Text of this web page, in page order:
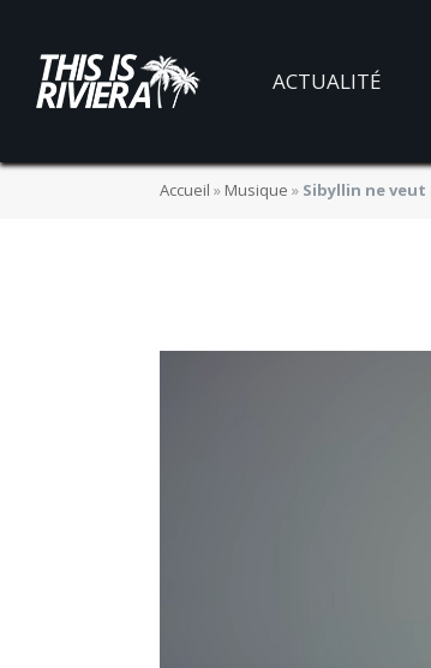
ACTUALITÉ
Accueil » Musique » Sibyllin ne veut
Sibyllin ne
JADE MORGANE